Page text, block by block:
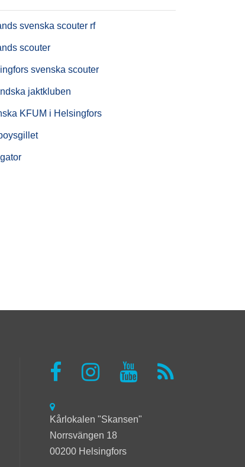
svenska scouter rf
scouter
svenska scouter
jaktkluben
KFUM i Helsingfors
Kårlokalen "Skansen"
Norrsvängen 18
00200 Helsingfors